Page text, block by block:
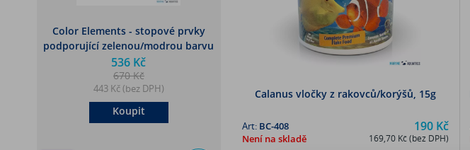
Color Elements - stopové prvky
podporující zelenou/modrou barvu
korálů (500ml)
536 Kč
670 Kč
443 Kč (bez DPH)
Koupit
Calanus vločky z rakovců/korýšů, 15g
190 Kč
169,70 Kč (bez DPH)
Art: BC-408
Není na skladě